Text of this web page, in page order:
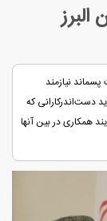
نیازمند
دست‌اندرکارانی که
همکاری در بین آنها